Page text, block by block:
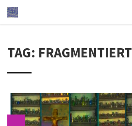
TAG: FRAGMENTIERT